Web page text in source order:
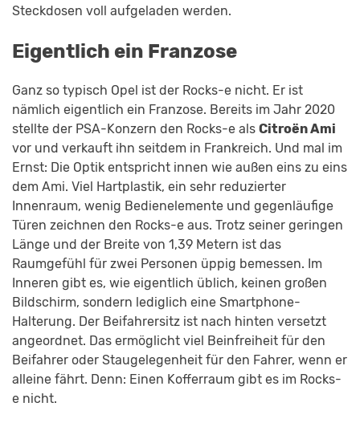
Steckdosen voll aufgeladen werden.
Eigentlich ein Franzose
Ganz so typisch Opel ist der Rocks-e nicht. Er ist
nämlich eigentlich ein Franzose. Bereits im Jahr 2020
stellte der PSA-Konzern den Rocks-e als Citroën Ami
vor und verkauft ihn seitdem in Frankreich. Und mal im
Ernst: Die Optik entspricht innen wie außen eins zu eins
dem Ami. Viel Hartplastik, ein sehr reduzierter
Innenraum, wenig Bedienelemente und gegenläufige
Türen zeichnen den Rocks-e aus. Trotz seiner geringen
Länge und der Breite von 1,39 Metern ist das
Raumgefühl für zwei Personen üppig bemessen. Im
Inneren gibt es, wie eigentlich üblich, keinen großen
Bildschirm, sondern lediglich eine Smartphone-
Halterung. Der Beifahrersitz ist nach hinten versetzt
angeordnet. Das ermöglicht viel Beinfreiheit für den
Beifahrer oder Staugelegenheit für den Fahrer, wenn er
alleine fährt. Denn: Einen Kofferraum gibt es im Rocks-
e nicht.